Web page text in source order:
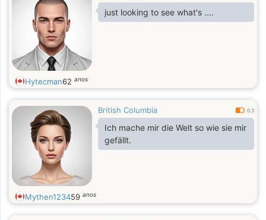
just looking to see what's ....
Hytecman62 anos
British Columbia 0.3
Ich mache mir die Welt so wie sie mir
gefällt.
Mythen123459 anos